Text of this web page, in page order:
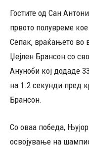
Гостите од Сан
првото полувреме
Сепак, враќањето во
Џејлен Брансон со
Ануноби кој додаде
на 1.2 секунди пред
Брансон.
Со оваа победа,
освојување на